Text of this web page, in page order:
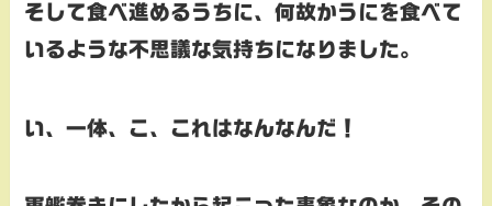
そして食べ進めるうちに、何故かうにを食べて
いるような不思議な気持ちになりました。
い、一体、こ、これはなんなんだ！